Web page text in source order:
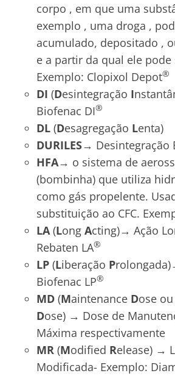
corpo , em que uma
exemplo , uma droga ,
acumulado, depositado ,
e a partir da qual ele
Exemplo: Clopixol Depot®
DI (Desintegração I
Biofenac DI®
DL (Desagregação Lenta)
DURILES→ Desintegração
HFA→ o sistema de
(bombinha) que utiliza
como gás propelente.
substituição ao CFC.
LA(Long Acting)→ Ação
Rebaten LA®
LP (Liberação P
Biofenac LP®
MD (Maintenance Dose ou
Dose) → Dose de
Máxima respectivamente
MR (Modified Release) →
Modificada- Exemplo: